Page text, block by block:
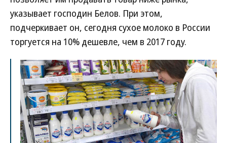
указывает господин Белов. При этом,
подчеркивает он, сегодня сухое молоко в России
торгуется на 10% дешевле, чем в 2017 году.